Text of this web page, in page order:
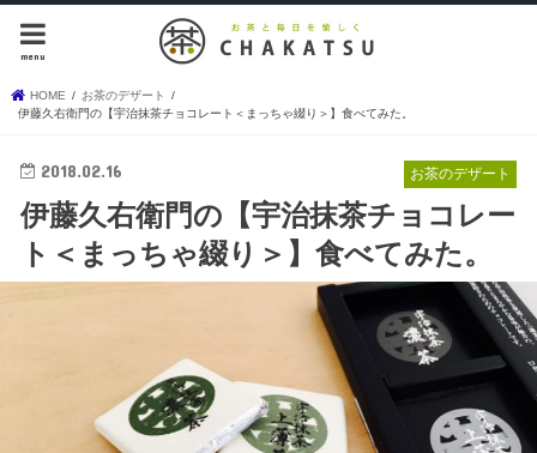
menu
HOME
お茶のデザート
伊藤久右衛門の【宇治抹茶チョコレート＜まっちゃ綴り＞】食べてみた。
お茶のデザート
2018.02.16
伊藤久右衛門の【宇治抹茶チョコレー
ト＜まっちゃ綴り＞】食べてみた。